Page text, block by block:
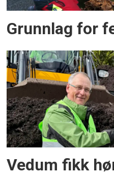
Grunnlag for
Vedum fikk